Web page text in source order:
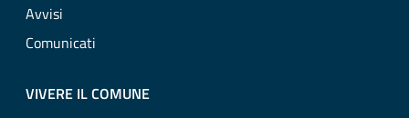
Avvisi
Comunicati
VIVERE IL COMUNE